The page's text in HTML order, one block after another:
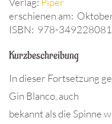
erschienen am:
ISBN: 978-
Kurzbeschreibung
In dieser Fortsetzung
Gin Blanco, auch
bekannt als die Spinne